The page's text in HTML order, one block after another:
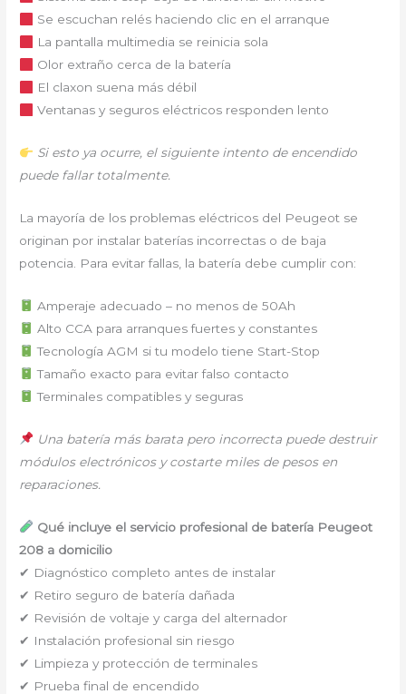
Se escuchan relés haciendo clic en el arranque
La pantalla multimedia se reinicia sola
Olor extraño cerca de la batería
El claxon suena más débil
Ventanas y seguros eléctricos responden lento
Si esto ya ocurre, el siguiente intento de encendido
puede fallar totalmente.
La mayoría de los problemas eléctricos del Peugeot se
originan por instalar baterías incorrectas o de baja
potencia. Para evitar fallas, la batería debe cumplir con:
Amperaje adecuado ⁠–⁠ no menos de 50Ah
Alto CCA para arranques fuertes y constantes
Tecnología AGM si tu modelo tiene Start-Stop
Tamaño exacto para evitar falso contacto
Terminales compatibles y seguras
Una batería más barata pero incorrecta puede destruir
módulos electrónicos y costarte miles de pesos en
reparaciones.
Qué incluye el servicio profesional de batería Peugeot
208 a domicilio
✔ Diagnóstico completo antes de instalar
✔ Retiro seguro de batería dañada
✔ Revisión de voltaje y carga del alternador
✔ Instalación profesional sin riesgo
✔ Limpieza y protección de terminales
✔ Prueba final de encendido